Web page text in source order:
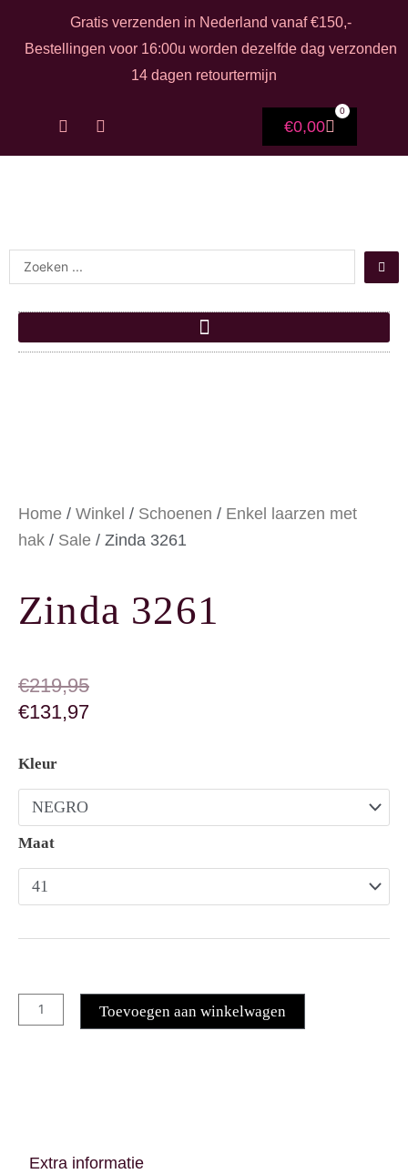
Ga naar de inhoud
Gratis verzenden in Nederland vanaf €150,-
Bestellingen voor 16:00u worden dezelfde dag verzonden
14 dagen retourtermijn
F
a
-
f
I
n
m
€0,00
0
Search ...
Home / Winkel / Schoenen / Enkel laarzen met
hak / Sale / Zinda 3261
Zinda 3261
€219,95
OORSPRONKELIJKE PRIJS WAS:
€131,97
HUIDIGE PRIJS IS: €131,97.
Kleur
Maat
Zinda 3261 aantal
Toevoegen aan winkelwagen
Extra informatie